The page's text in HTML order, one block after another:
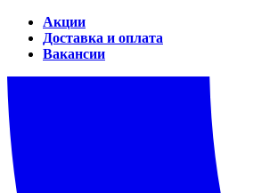
Акции
Доставка и оплата
Вакансии